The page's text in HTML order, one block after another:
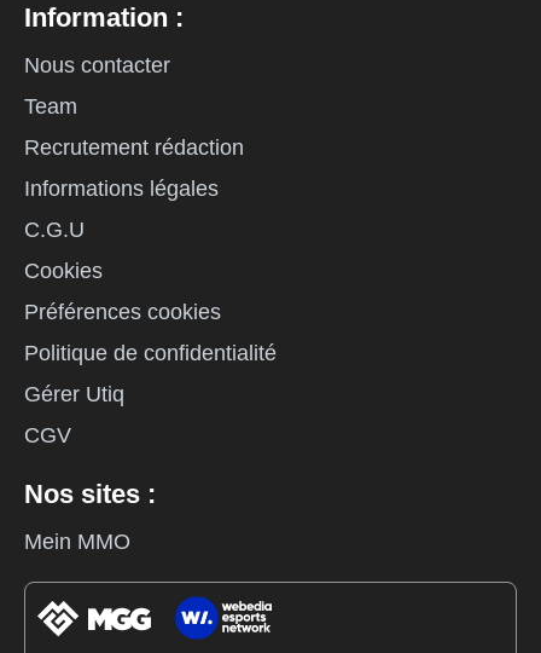
Information :
Nous contacter
Team
Recrutement rédaction
Informations légales
C.G.U
Cookies
Préférences cookies
Politique de confidentialité
Gérer Utiq
CGV
Nos sites :
Mein MMO